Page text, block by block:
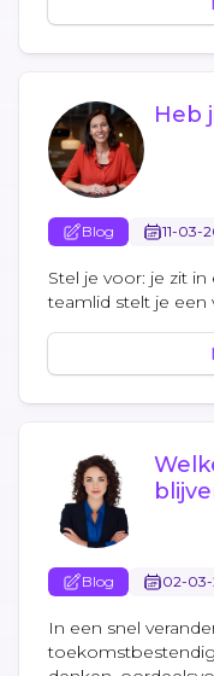
Heb
Blog 11-03-
Stel je voor: je zit
teamlid stelt je een
Blog 02-
In een snel